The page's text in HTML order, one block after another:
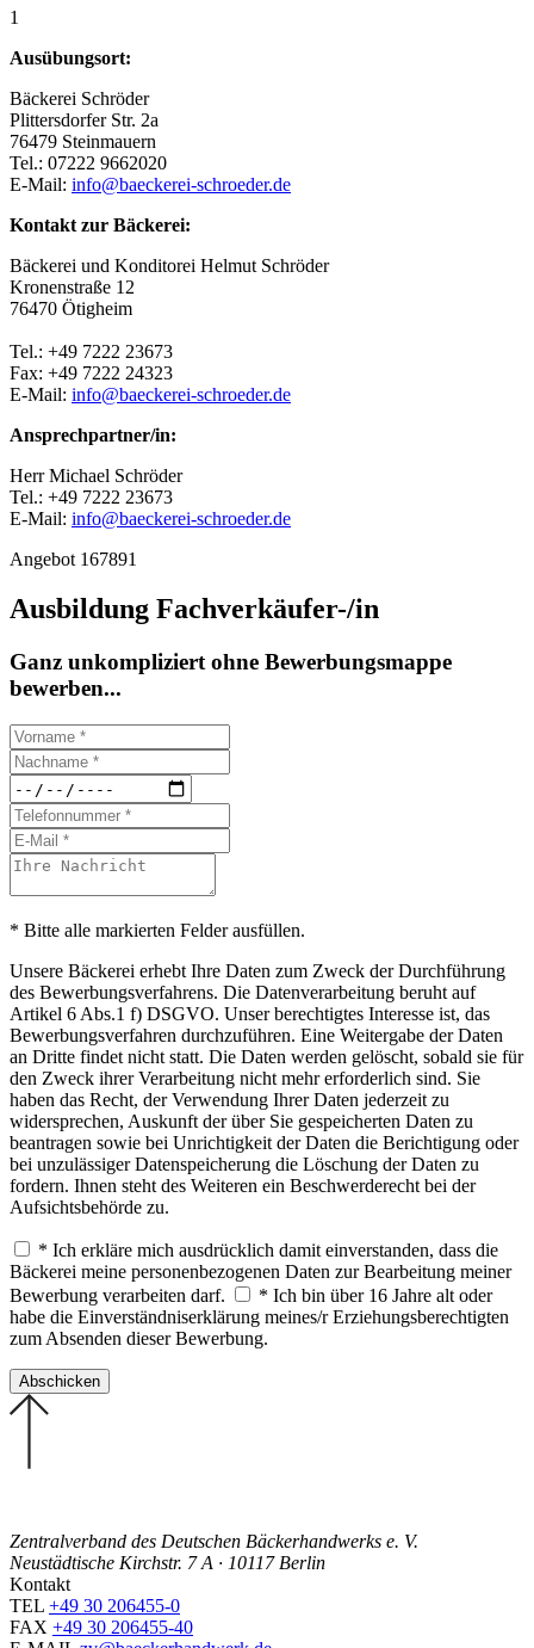
1
Ausübungsort:
Bäckerei Schröder
Plittersdorfer Str. 2a
76479 Steinmauern
Tel.: 07222 9662020
E-Mail: info@baeckerei-schroeder.de
Kontakt zur Bäckerei:
Bäckerei und Konditorei Helmut Schröder
Kronenstraße 12
76470 Ötigheim
Tel.: +49 7222 23673
Fax: +49 7222 24323
E-Mail: info@baeckerei-schroeder.de
Ansprechpartner/in:
Herr Michael Schröder
Tel.: +49 7222 23673
E-Mail: info@baeckerei-schroeder.de
Angebot 167891
Ausbildung Fachverkäufer-/in
Ganz unkompliziert ohne Bewerbungsmappe
bewerben...
* Bitte alle markierten Felder ausfüllen.
Unsere Bäckerei erhebt Ihre Daten zum Zweck der Durchführung
des Bewerbungsverfahrens. Die Datenverarbeitung beruht auf
Artikel 6 Abs.1 f) DSGVO. Unser berechtigtes Interesse ist, das
Bewerbungsverfahren durchzuführen. Eine Weitergabe der Daten
an Dritte findet nicht statt. Die Daten werden gelöscht, sobald sie für
den Zweck ihrer Verarbeitung nicht mehr erforderlich sind. Sie
haben das Recht, der Verwendung Ihrer Daten jederzeit zu
widersprechen, Auskunft der über Sie gespeicherten Daten zu
beantragen sowie bei Unrichtigkeit der Daten die Berichtigung oder
bei unzulässiger Datenspeicherung die Löschung der Daten zu
fordern. Ihnen steht des Weiteren ein Beschwerderecht bei der
Aufsichtsbehörde zu.
* Ich erkläre mich ausdrücklich damit einverstanden, dass die
Bäckerei meine personenbezogenen Daten zur Bearbeitung meiner
Bewerbung verarbeiten darf.
* Ich bin über 16 Jahre alt oder
habe die Einverständniserklärung meines/r Erziehungsberechtigten
zum Absenden dieser Bewerbung.
Zentralverband des Deutschen Bäckerhandwerks e. V.
Neustädtische Kirchstr. 7 A · 10117 Berlin
Kontakt
TEL +49 30 206455-0
FAX +49 30 206455-40